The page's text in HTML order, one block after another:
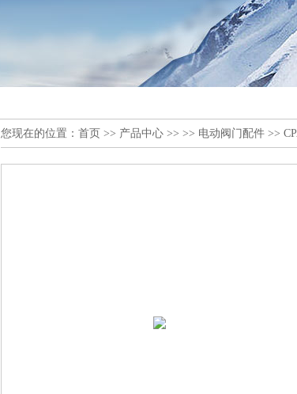
您现在的位置： 首页 >> 产品中心 >> >> 电动阀门配件 >>